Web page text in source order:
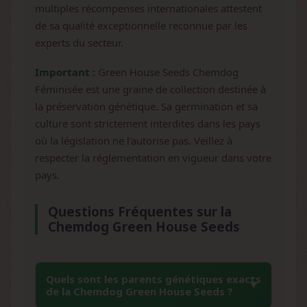
multiples récompenses internationales attestent
de sa qualité exceptionnelle reconnue par les
experts du secteur.
Important : Green House Seeds Chemdog
Féminisée est une graine de collection destinée à
la préservation génétique. Sa germination et sa
culture sont strictement interdites dans les pays
où la législation ne l'autorise pas. Veillez à
respecter la réglementation en vigueur dans votre
pays.
Questions Fréquentes sur la
Chemdog Green House Seeds
Quels sont les parents génétiques exacts
de la Chemdog Green House Seeds ?